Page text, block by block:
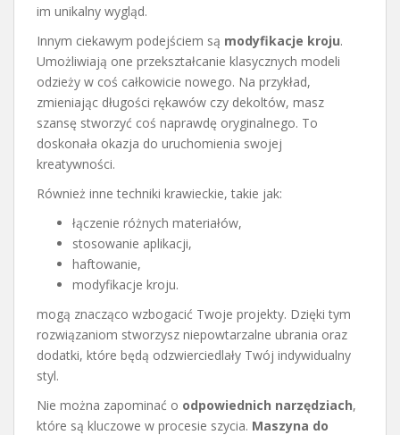
im unikalny wygląd.
Innym ciekawym podejściem są modyfikacje kroju.
Umożliwiają one przekształcanie klasycznych modeli
odzieży w coś całkowicie nowego. Na przykład,
zmieniając długości rękawów czy dekoltów, masz
szansę stworzyć coś naprawdę oryginalnego. To
doskonała okazja do uruchomienia swojej
kreatywności.
Również inne techniki krawieckie, takie jak:
łączenie różnych materiałów,
stosowanie aplikacji,
haftowanie,
modyfikacje kroju.
mogą znacząco wzbogacić Twoje projekty. Dzięki tym
rozwiązaniom stworzysz niepowtarzalne ubrania oraz
dodatki, które będą odzwierciedlały Twój indywidualny
styl.
Nie można zapominać o odpowiednich narzędziach,
które są kluczowe w procesie szycia. Maszyna do